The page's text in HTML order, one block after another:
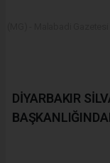
DİYARBAKIR